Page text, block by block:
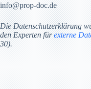
info@prop-doc.de
Die Datenschutzerklärung
den Experten fürexterne
30).